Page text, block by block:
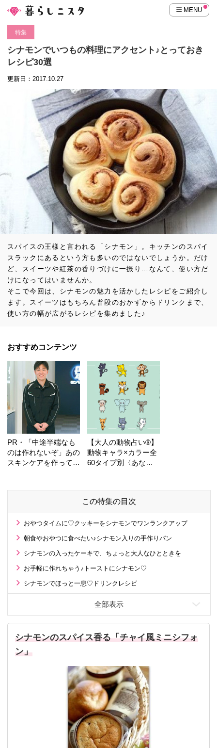
MENU
特集
シナモンでいつもの料理にアクセント♪とっておき
レシピ30選
更新日：2017.10.27
スパイスの王様と言われる「シナモン」。キッチンのスパイ
スラックにあるという方も多いのではないでしょうか。だけ
ど、スイーツや紅茶の香りづけに一振り…なんて、使い方だ
けになってはいませんか。
そこで今回は、シナモンの魅力を活かしたレシピをご紹介し
ます。スイーツはもちろん普段のおかずからドリンクまで、
使い方の幅が広がるレシピを集めました♪
おすすめコンテンツ
PR・「中途半端なも
のは作れないぞ」あの
スキンケアを作ってい
【大人の動物占い®】
動物キャラ×カラー全
60タイプ別〈あなた
この特集の目次
おやつタイムに♡クッキーをシナモンでワンランクアップ
朝食やおやつに食べたい♪シナモン入りの手作りパン
シナモンの入ったケーキで、ちょっと大人なひとときを
お手軽に作れちゃう♪トーストにシナモン♡
シナモンでほっと一息♡ドリンクレシピ
シナモンのスパイス香る「チャイ風ミニシフォ
ン」